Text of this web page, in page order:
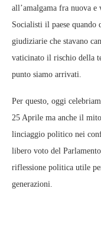
all’amalgama fra nuova e
Socialisti il paese quando
giudiziarie che stavano
vaticinato il rischio della
punto siamo arrivati.
Per questo, oggi
25 Aprile ma anche il
linciaggio politico nei
libero voto del
riflessione politica utile
generazioni.